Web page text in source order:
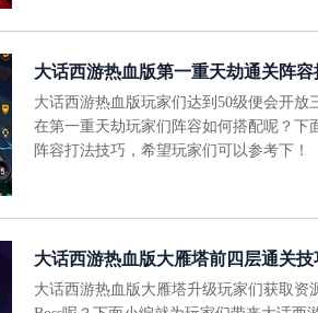
大话西游热血版第一重天劫通关阵容
大话西游热血版玩家们达到50级便会开
在第一重天劫玩家们阵容如何搭配呢？下
阵容打法技巧，希望玩家们可以参考下！
大话西游热血版大雁塔前四层通关技
大话西游热血版大雁塔升级玩家们获取